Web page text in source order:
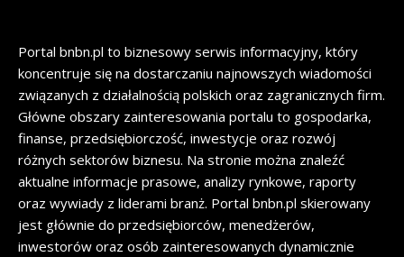
Portal bnbn.pl to biznesowy serwis informacyjny, który
koncentruje się na dostarczaniu najnowszych wiadomości
związanych z działalnością polskich oraz zagranicznych firm.
Główne obszary zainteresowania portalu to gospodarka,
finanse, przedsiębiorczość, inwestycje oraz rozwój
różnych sektorów biznesu. Na stronie można znaleźć
aktualne informacje prasowe, analizy rynkowe, raporty
oraz wywiady z liderami branż. Portal bnbn.pl skierowany
jest głównie do przedsiębiorców, menedżerów,
inwestorów oraz osób zainteresowanych dynamicznie